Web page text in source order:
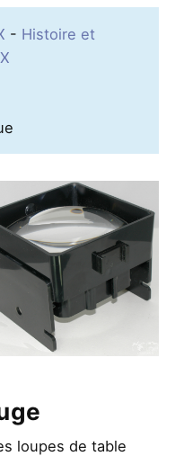
- Histoire et
loupes de table